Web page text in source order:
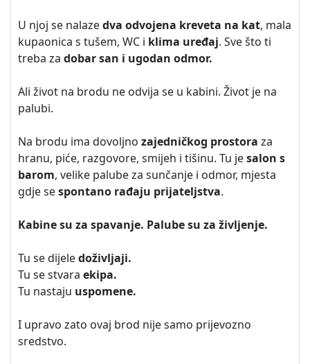
U njoj se nalazedva odvojena kreveta na kat, mala
kupaonica s tušem, WC i klima uređaj. Sve što ti
treba za dobar san i ugodan odmor.
Ali život na brodu ne odvija se u kabini. Život je na
palubi.
Na brodu ima dovoljno zajedničkog prostora za
hranu, piće, razgovore, smijeh i tišinu. Tu jesalon s
barom, velike palube za sunčanje i odmor, mjesta
gdje sespontano rađaju prijateljstva.
Kabine su za spavanje. Palube su za življenje.
Tu se dijeledoživljaji.
Tu se stvara ekipa.
Tu nastaju uspomene.
I upravo zato ovaj brod nije samo prijevozno
sredstvo.